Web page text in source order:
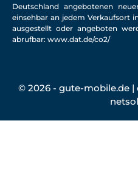
Deutschland angebotenen
einsehbar an jedem Verkaufsort
ausgestellt oder angeboten
abrufbar: www.dat.de/co2/
© 2026 - gute-mobile.de |